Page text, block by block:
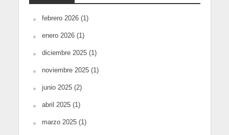
febrero 2026(1)
enero 2026(1)
diciembre 2025(1)
noviembre 2025(1)
junio 2025(2)
abril 2025(1)
marzo 2025(1)